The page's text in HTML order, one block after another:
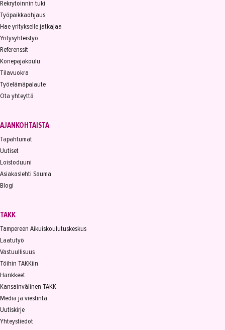
Rekrytoinnin tuki
Työpaikkaohjaus
Hae yritykselle jatkajaa
Yritysyhteistyö
Referenssit
Konepajakoulu
Tilavuokra
Työelämäpalaute
Ota yhteyttä
AJANKOHTAISTA
Tapahtumat
Uutiset
Loistoduuni
Asiakaslehti Sauma
Blogi
TAKK
Tampereen Aikuiskoulutuskeskus
Laatutyö
Vastuullisuus
Töihin TAKKiin
Hankkeet
Kansainvälinen TAKK
Media ja viestintä
Uutiskirje
Yhteystiedot